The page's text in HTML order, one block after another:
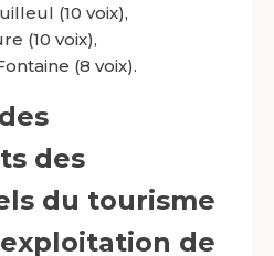
(10 voix),
(10 voix),
(8 voix).
des
du tourisme
de